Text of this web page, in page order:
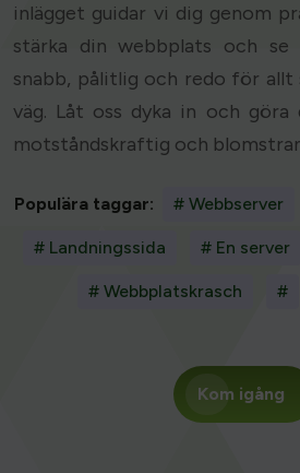
inlägget guidar vi dig genom
stärka din webbplats och
snabb, pålitlig och redo för allt
väg. Låt oss dyka in och göra
motståndskraftig och
Populära taggar: # Webbserver
# Landningssida # En server
# Webbplatskrasch #
Kom igång